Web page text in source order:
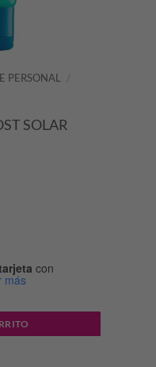
PERSONAL
/
SOLAR
con
más